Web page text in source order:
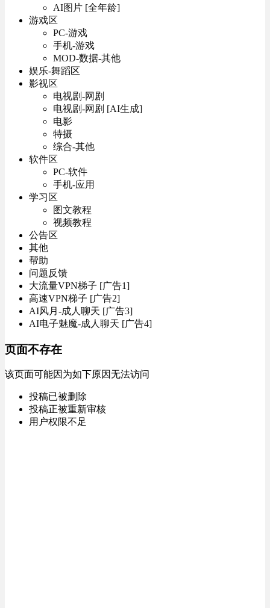
AI图片 [全年龄]
游戏区
PC-游戏
手机-游戏
MOD-数据-其他
娱乐-舞蹈区
影视区
电视剧-网剧
电视剧-网剧 [AI生成]
电影
特摄
综合-其他
软件区
PC-软件
手机-应用
学习区
图文教程
视频教程
公告区
其他
帮助
问题反馈
大流量VPN梯子 [广告1]
高速VPN梯子 [广告2]
AI风月-成人聊天 [广告3]
AI电子魅魔-成人聊天 [广告4]
页面不存在
该页面可能因为如下原因无法访问
投稿已被删除
投稿正被重新审核
用户权限不足